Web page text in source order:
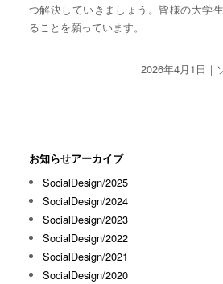
つ解決していきましょう。皆様の大学
ることを願っています。
2026年4月1日｜
お知らせアーカイブ
SocialDesign/2025
SocialDesign/2024
SocialDesign/2023
SocialDesign/2022
SocialDesign/2021
SocialDesign/2020